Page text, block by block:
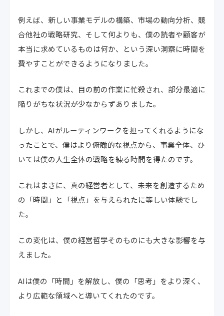
例えば、新しい事業モデルの構築、市場の動向分析、競
合他社の戦略研究、そして何よりも、僕の読者や顧客が
本当に求めているものは何か、という深い洞察に時間を
費やすことができるようになりました。
これまでの僕は、目の前の作業に忙殺され、部分最適に
陥りがちな状況が少なからずありました。
しかし、AIがルーティンワークを担ってくれるようにな
ったことで、僕はより俯瞰的な視点から、事業全体、ひ
いては僕の人生全体の戦略を練る時間を得たのです。
これはまさに、真の経営者として、未来を創造するため
の「時間」と「視点」を与えられたに等しい体験でし
た。
この変化は、僕の経営哲学そのものにも大きな影響を与
えました。
AIは僕の「時間」を解放し、僕の「思考」をより深く、
より広範な領域へと導いてくれたのです。